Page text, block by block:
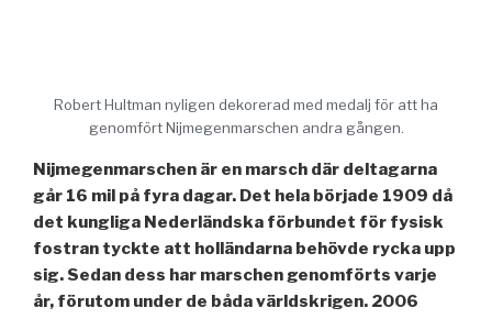
Robert Hultman nyligen dekorerad med medalj för att ha
genomfört Nijmegenmarschen andra gången.
Nijmegenmarschen är en marsch där deltagarna
går 16 mil på fyra dagar. Det hela började 1909 då
det kungliga Nederländska förbundet för fysisk
fostran tyckte att holländarna behövde rycka upp
sig. Sedan dess har marschen genomförts varje
år, förutom under de båda världskrigen. 2006